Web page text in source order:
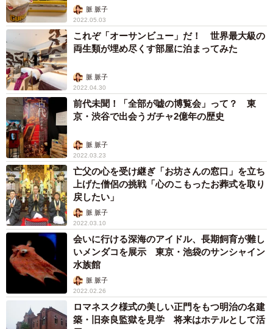
脈 脈子
2022.05.03
これぞ「オーサンビュー」だ！ 世界最大級の
両生類が埋め尽くす部屋に泊まってみた
脈 脈子
2022.04.30
前代未聞！「全部が嘘の博覧会」って？ 東
京・渋谷で出会うガチャ2億年の歴史
脈 脈子
2022.03.23
亡父の心を受け継ぎ「お坊さんの窓口」を立ち
上げた僧侶の挑戦「心のこもったお葬式を取り
戻したい」
脈 脈子
2022.03.10
会いに行ける深海のアイドル、長期飼育が難し
いメンダコを展示 東京・池袋のサンシャイン
水族館
脈 脈子
2022.02.26
ロマネスク様式の美しい正門をもつ明治の名建
築・旧奈良監獄を見学 将来はホテルとして活